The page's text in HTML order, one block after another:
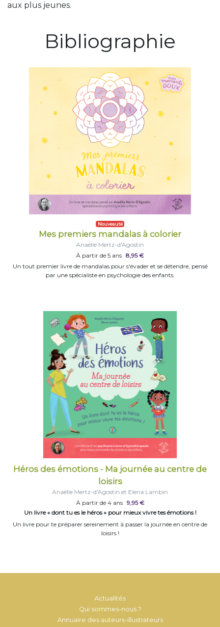
aux plus jeunes.
Bibliographie
Nouveauté
Mes premiers mandalas à colorier
Anaëlle Mertz-d'Agostin
À partir de 5 ans 8,95 €
Un tout premier livre de mandalas pour s'évader et se détendre, pensé
par une spécialiste en psychologie des enfants.
Héros des émotions - Ma journée au centre de
loisirs
Anaëlle Mertz-d'Agostin et Elena Lambin
À partir de 4 ans 9,95 €
Un livre « dont tu es le héros » pour mieux vivre tes émotions !
Un livre pour te préparer sereinement à passer la journée en centre de
loisirs !
Actualités
Qui sommes-nous ?
Annuaire des auteurs-illustrateurs